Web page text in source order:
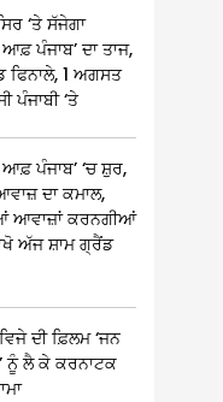
‘ਤੇ ਸੱਜੇਗਾ
ਪੰਜਾਬ’ ਦਾ ਤਾਜ,
ਫਿਨਾਲੇ, 1 ਅਗਸਤ
ਪੰਜਾਬੀ ‘ਤੇ
ਆਫ਼ ਪੰਜਾਬ’ ‘ਚ ਸ਼ੁਰ,
ਦਾ ਕਮਾਲ,
ਆਵਾਜ਼ਾਂ ਕਰਨਗੀਆਂ
ਅੱਜ ਸ਼ਾਮ ਗ੍ਰੈਂਡ
ਦੀ ਫ਼ਿਲਮ ‘ਜਨ
ਨੂੰ ਲੈ ਕੇ ਕਰਨਾਟਕ